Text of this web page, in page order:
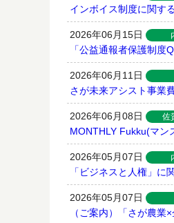
インボイス制度に関す
2026年06月15日
「公益通報者保護制度
2026年06月11日
さが未来アシスト事業
2026年06月08日 佐
MONTHLY Fukku(マン
2026年05月07日
「ビジネスと人権」に
2026年05月07日
（ご案内）「さが農